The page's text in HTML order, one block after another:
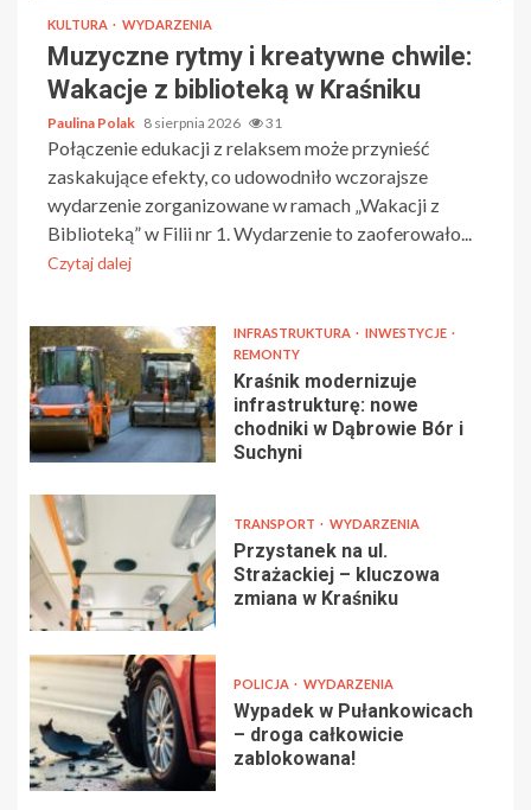
KULTURA WYDARZENIA
Muzyczne rytmy i kreatywne chwile:
Wakacje z biblioteką w Kraśniku
Paulina Polak 8 sierpnia 2026 31
Połączenie edukacji z relaksem może przynieść
zaskakujące efekty, co udowodniło wczorajsze
wydarzenie zorganizowane w ramach „Wakacji z
Biblioteką” w Filii nr 1. Wydarzenie to zaoferowało...
Czytaj dalej
INFRASTRUKTURA
INWESTYCJE
REMONTY
Kraśnik modernizuje
infrastrukturę: nowe
chodniki w Dąbrowie Bór i
Suchyni
TRANSPORT WYDARZENIA
Przystanek na ul.
Strażackiej – kluczowa
zmiana w Kraśniku
POLICJA WYDARZENIA
Wypadek w Pułankowicach
– droga całkowicie
zablokowana!